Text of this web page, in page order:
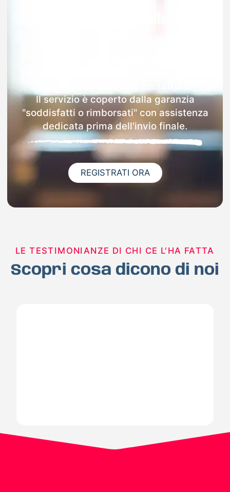
Il servizio è coperto dalla garanzia
"soddisfatti o rimborsati" con assistenza
dedicata prima dell'invio finale.
REGISTRATI ORA
LE TESTIMONIANZE DI CHI CE L'HA FATTA
Scopri cosa dicono di noi